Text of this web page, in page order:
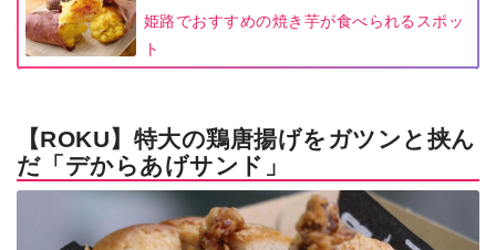
姫路でおすすめの焼き芋が食べられるスポッ
ト
【ROKU】特大の鶏唐揚げをガツンと挟ん
だ「デからあげサンド」